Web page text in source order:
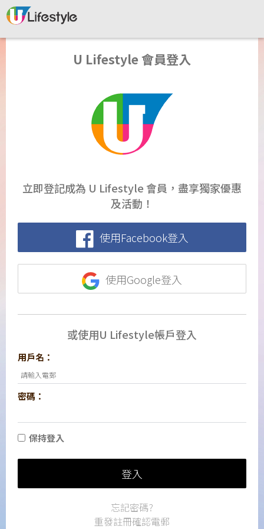
U Lifestyle 會員登入
立即登記成為 U Lifestyle 會員，盡享獨家優惠
及活動！
使用Facebook登入
使用Google登入
或使用U Lifestyle帳戶登入
用戶名：
密碼：
保持登入
登入
忘記密碼?
重發註冊確認電郵